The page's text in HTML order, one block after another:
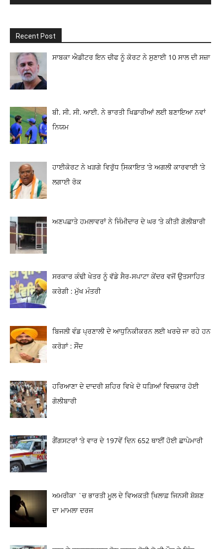
Recent Post
ਸਾਬਕਾ ਐਡੀਟਰ ਇਨ ਚੀਫ ਨੂੰ ਕੋਰਟ ਨੇ ਸੁਣਾਈ 10 ਸਾਲ ਦੀ ਸਜ਼ਾ
ਬੀ. ਸੀ. ਸੀ. ਆਈ. ਨੇ ਭਾਰਤੀ ਖਿਡਾਰੀਆਂ ਲਈ ਬਣਾਇਆ ਨਵਾਂ
ਨਿਯਮ
ਹਾਈਕੋਰਟ ਨੇ ਖੜਗੇ ਵਿਰੁੱਧ ਸਿ਼ਕਾਇਤ ‘ਤੇ ਅਗਲੀ ਕਾਰਵਾਈ ‘ਤੇ
ਲਗਾਈ ਰੋਕ
ਅਣਪਛਾਤੇ ਹਮਲਾਵਰਾਂ ਨੇ ਜਿੰਮੀਦਾਰ ਦੇ ਘਰ ‘ਤੇ ਕੀਤੀ ਗੋਲੀਬਾਰੀ
ਸਰਕਾਰ ਕੰਢੀ ਖੇਤਰ ਨੂੰ ਵੱਡੇ ਸੈਰ-ਸਪਾਟਾ ਕੇਂਦਰ ਵਜੋਂ ਉਤਸਾਹਿਤ
ਕਰੇਗੀ : ਮੁੱਖ ਮੰਤਰੀ
ਬਿਜਲੀ ਵੰਡ ਪ੍ਰਣਾਲੀ ਦੇ ਆਧੁਨਿਕੀਕਰਨ ਲਈ ਖਰਚੇ ਜਾ ਰਹੇ ਹਨ
ਕਰੋੜਾਂ : ਸੌਂਦ
ਹਰਿਆਣਾ ਦੇ ਦਾਦਰੀ ਸ਼ਹਿਰ ਵਿਖੇ ਦੋ ਧੜਿਆਂ ਵਿਚਕਾਰ ਹੋਈ
ਗੋਲੀਬਾਰੀ
ਗੈਂਗਸਟਰਾਂ ‘ਤੇ ਵਾਰ ਦੇ 197ਵੇਂ ਦਿਨ 652 ਥਾਈਂ ਹੋਈ ਛਾਪੇਮਾਰੀ
ਅਮਰੀਕਾ `ਚ ਭਾਰਤੀ ਮੂਲ ਦੇ ਵਿਅਕਤੀ ਖਿ਼ਲਾਫ਼ ਜਿਨਸੀ ਸ਼ੋਸ਼ਣ
ਦਾ ਮਾਮਲਾ ਦਰਜ